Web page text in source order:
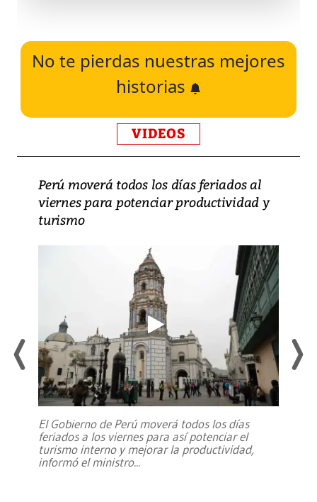
No te pierdas nuestras mejores
historias
VIDEOS
Perú moverá todos los días feriados al
viernes para potenciar productividad y
turismo
El Gobierno de Perú moverá todos los días
feriados a los viernes para así potenciar el
turismo interno y mejorar la productividad,
informó el ministro...